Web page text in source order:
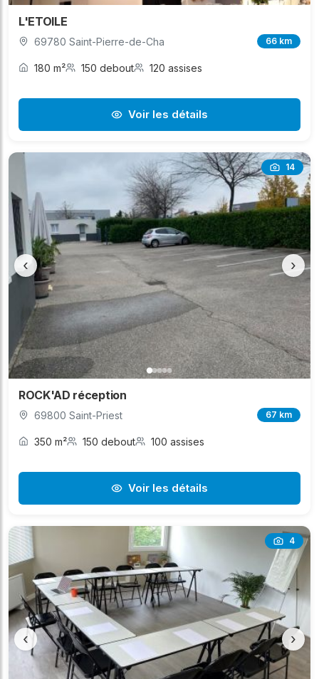
L'ETOILE
69780 Saint-Pierre-de-Cha 66 km
180 m² 150 debout 120 assises
Voir les détails
14
‹ ›
ROCK'AD réception
69800 Saint-Priest 67 km
350 m² 150 debout 100 assises
Voir les détails
4
‹ ›